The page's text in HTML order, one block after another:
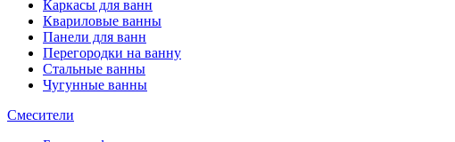
Каркасы для ванн
Квариловые ванны
Панели для ванн
Перегородки на ванну
Стальные ванны
Чугунные ванны
Смесители